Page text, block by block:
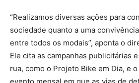
“Realizamos diversas ações para
sociedade quanto a uma
entre todos os modais”, aponta o
Ele cita as campanhas publicitárias
rua, como o Projeto Bike em Dia, e